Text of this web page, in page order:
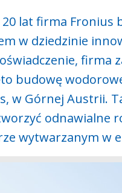
20 lat firma
w dziedzinie
firma
budowę
w Górnej Austrii.
odnawialne
wytwarzanym w